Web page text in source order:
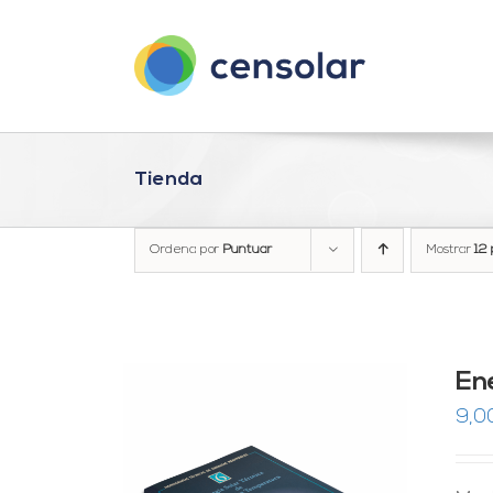
Tienda
Ordena por Puntuar Mostrar12